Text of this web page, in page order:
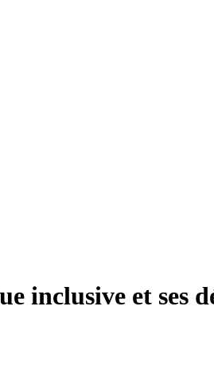
inclusive et ses